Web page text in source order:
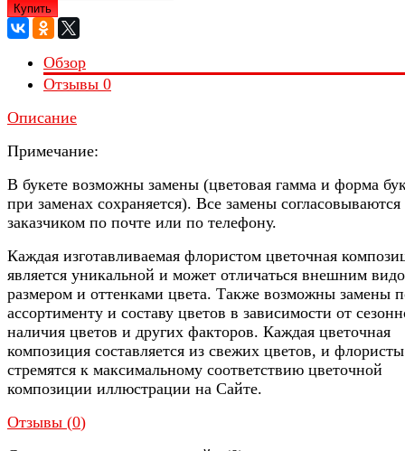
Купить
Обзор
Отзывы 0
Описание
Примечание:
В букете возможны замены (цветовая гамма и форма
при заменах сохраняется). Все замены согласовываются
заказчиком по почте или по телефону.
Каждая изготавливаемая флористом цветочная
является уникальной и может отличаться внешним
размером и оттенками цвета. Также возможны замены
ассортименту и составу цветов в зависимости от
наличия цветов и других факторов. Каждая цветочная
композиция составляется из свежих цветов, и флористы
стремятся к максимальному соответствию цветочной
композиции иллюстрации на Сайте.
Отзывы (0)